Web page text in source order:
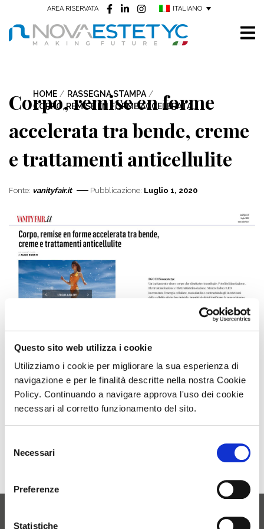
Questo sito web utilizza i cookie
Utilizziamo i cookie per migliorare la sua esperienza di
navigazione e per le finalità descritte nella nostra Cookie
Policy. Continuando a navigare approva l'uso dei cookie
necessari al corretto funzionamento del sito.
delNecessari
Preferenze
Statistiche
AREA RISERVATA ITALIANO
HOME / RASSEGNA STAMPA /
CORPO, REMISE EN FORME ACCELERATA...
Corpo, remise en forme
accelerata tra bende, creme
e trattamenti anticellulite
Fonte: vanityfair.it Pubblicazione: Luglio 1, 2020
Scarica il file PDF
RITAGLIO DI STAMPA AD USO ESCLUSIVO NOVAVISION GROUP SPA, NON